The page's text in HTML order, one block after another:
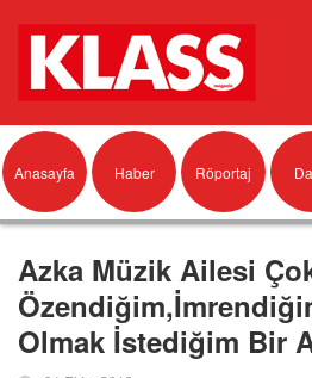
Anasayfa Haber Röportaj
Azka Müzik Ailesi
Olmak İstediğim Bir